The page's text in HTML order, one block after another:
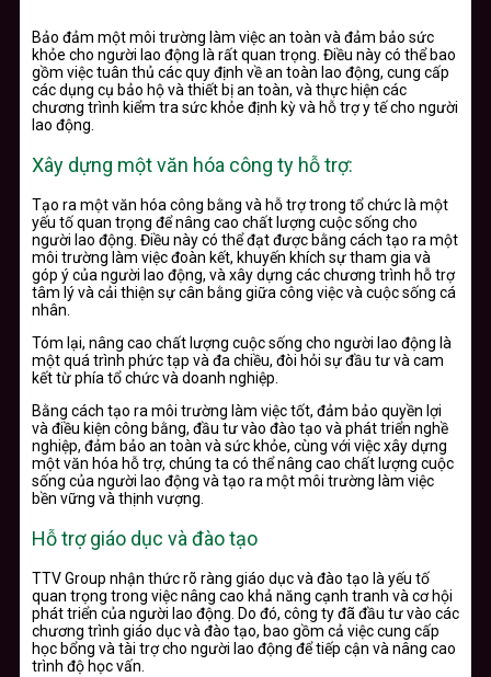
Bảo đảm một môi trường làm việc an toàn và đảm bảo sức
khỏe cho người lao động là rất quan trọng. Điều này có thể bao
gồm việc tuân thủ các quy định về an toàn lao động, cung cấp
các dụng cụ bảo hộ và thiết bị an toàn, và thực hiện các
chương trình kiểm tra sức khỏe định kỳ và hỗ trợ y tế cho người
lao động.
Xây dựng một văn hóa công ty hỗ trợ:
Tạo ra một văn hóa công bằng và hỗ trợ trong tổ chức là một
yếu tố quan trọng để nâng cao chất lượng cuộc sống cho
người lao động. Điều này có thể đạt được bằng cách tạo ra một
môi trường làm việc đoàn kết, khuyến khích sự tham gia và
góp ý của người lao động, và xây dựng các chương trình hỗ trợ
tâm lý và cải thiện sự cân bằng giữa công việc và cuộc sống cá
nhân.
Tóm lại, nâng cao chất lượng cuộc sống cho người lao động là
một quá trình phức tạp và đa chiều, đòi hỏi sự đầu tư và cam
kết từ phía tổ chức và doanh nghiệp.
Bằng cách tạo ra môi trường làm việc tốt, đảm bảo quyền lợi
và điều kiện công bằng, đầu tư vào đào tạo và phát triển nghề
nghiệp, đảm bảo an toàn và sức khỏe, cùng với việc xây dựng
một văn hóa hỗ trợ, chúng ta có thể nâng cao chất lượng cuộc
sống của người lao động và tạo ra một môi trường làm việc
bền vững và thịnh vượng.
Hỗ trợ giáo dục và đào tạo
TTV Group nhận thức rõ ràng giáo dục và đào tạo là yếu tố
quan trọng trong việc nâng cao khả năng cạnh tranh và cơ hội
phát triển của người lao động. Do đó, công ty đã đầu tư vào các
chương trình giáo dục và đào tạo, bao gồm cả việc cung cấp
học bổng và tài trợ cho người lao động để tiếp cận và nâng cao
trình độ học vấn.